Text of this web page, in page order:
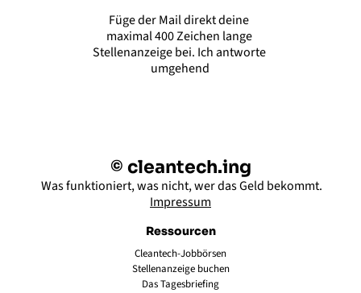
Füge der Mail direkt deine
maximal 400 Zeichen lange
Stellenanzeige bei. Ich antworte
umgehend
© cleantech.ing
Was funktioniert, was nicht, wer das Geld bekommt.
Impressum
Ressourcen
Cleantech-Jobbörsen
Stellenanzeige buchen
Das Tagesbriefing